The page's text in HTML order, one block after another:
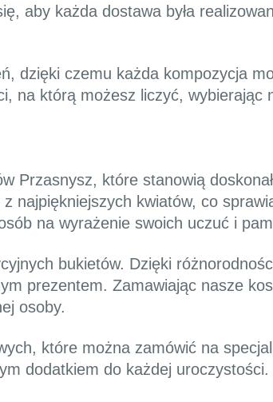
aby każda dostawa była
dzięki czemu każda kompozycja
na którą możesz liczyć, wybierając
Przasnysz, które stanowią
najpiękniejszych kwiatów, co
na wyrażenie swoich uczuć i
bukietów. Dzięki
prezentem. Zamawiając nasze
osoby.
które można zamówić na
dodatkiem do każdej uroczystości.